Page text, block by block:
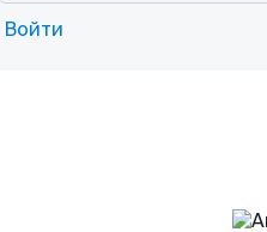
Войти